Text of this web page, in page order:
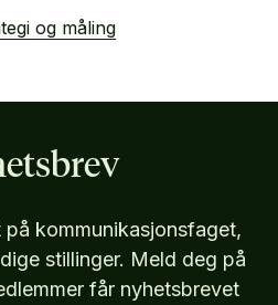
og måling
kommunikasjonsfaget,
stillinger. Meld deg på
får nyhetsbrevet